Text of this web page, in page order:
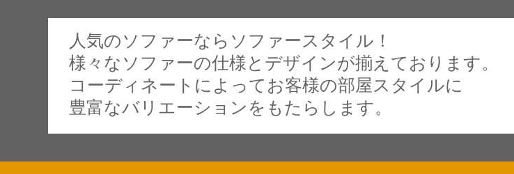
人気のソファーならソファースタイル！
様々なソファーの仕様とデザインが揃えております。
コーディネートによってお客様の部屋スタイルに
豊富なバリエーションをもたらします。